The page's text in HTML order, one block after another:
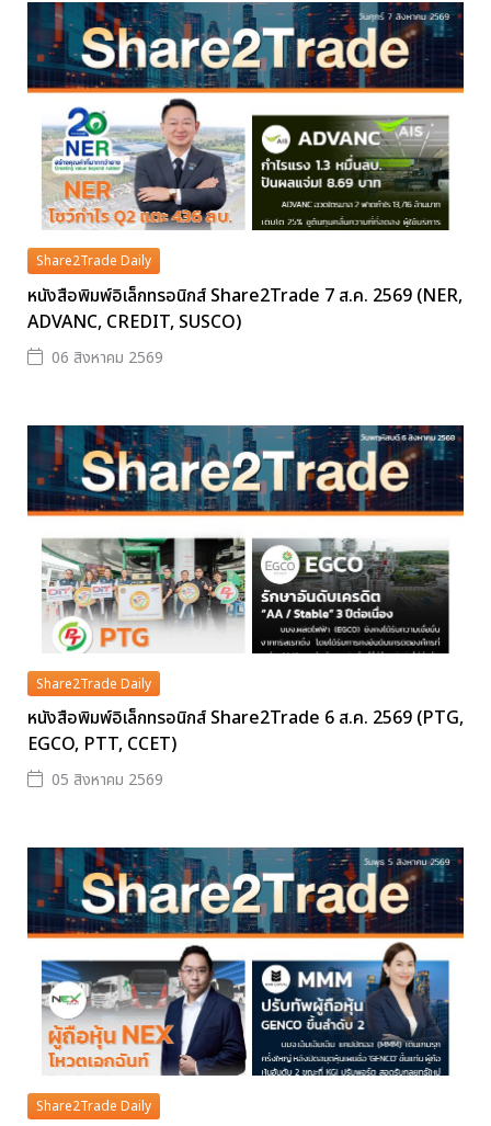
Share2Trade Daily
หนังสือพิมพ์อิเล็กทรอนิกส์ Share2Trade 7 ส.ค. 2569 (NER,
ADVANC, CREDIT, SUSCO)
06 สิงหาคม 2569
Share2Trade Daily
หนังสือพิมพ์อิเล็กทรอนิกส์ Share2Trade 6 ส.ค. 2569 (PTG,
EGCO, PTT, CCET)
05 สิงหาคม 2569
Share2Trade Daily